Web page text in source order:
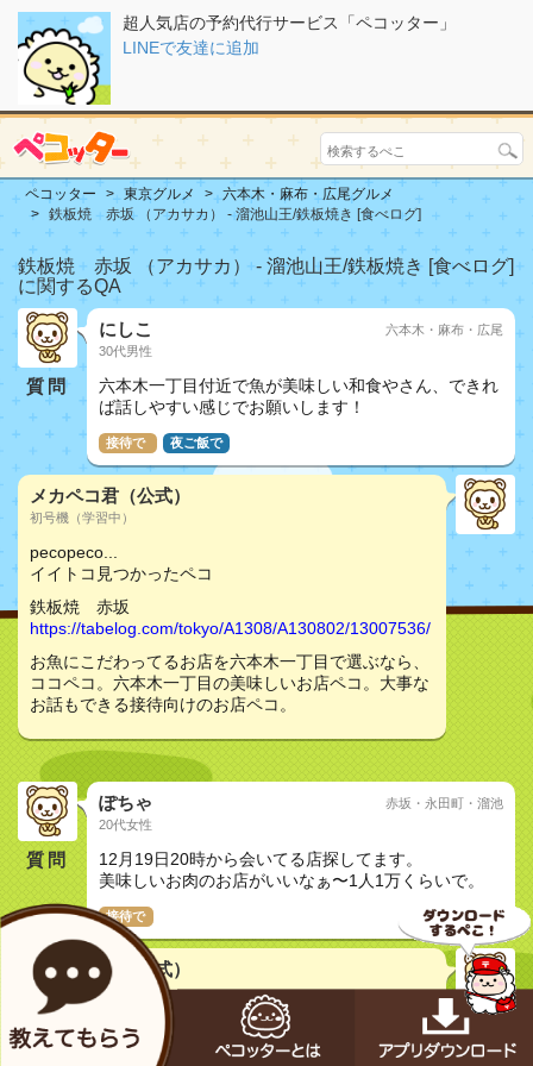
超人気店の予約代行サービス「ペコッター」
LINEで友達に追加
ペコッター 東京グルメ
六本木・麻布・広尾グルメ
鉄板焼 赤坂 （アカサカ） - 溜池山王/鉄板焼き [食べログ]
鉄板焼 赤坂 （アカサカ） - 溜池山王/鉄板焼き [食べログ]
に関するQA
質問
にしこ
30代男性
六本木・麻布・広尾
六本木一丁目付近で魚が美味しい和食やさん、できれ
ば話しやすい感じでお願いします！
接待で 夜ご飯で
メカペコ君（公式）
初号機（学習中）
pecopeco...
イイトコ見つかったペコ
鉄板焼 赤坂
https://tabelog.com/tokyo/A1308/A130802/13007536/
お魚にこだわってるお店を六本木一丁目で選ぶなら、
ココペコ。六本木一丁目の美味しいお店ペコ。大事な
お話もできる接待向けのお店ペコ。
質問
ぽちゃ
20代女性
赤坂・永田町・溜池
12月19日20時から会いてる店探してます。
美味しいお肉のお店がいいなぁ〜1人1万くらいで。
接待で
はらぺこ君（公式）
生まれたてのオス
鉄板焼 赤坂 （アカサカ） - 溜池山王/鉄板焼き [食べ
ログ]